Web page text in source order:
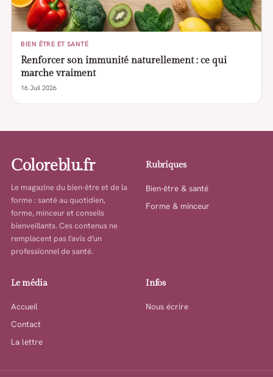
BIEN ÊTRE ET SANTÉ
Renforcer son immunité naturellement : ce qui
marche vraiment
16 Juil 2026
Coloreblu.fr
Le magazine du bien-être et de la
forme : santé au quotidien,
forme, minceur et conseils
bienveillants. Ces contenus ne
remplacent pas l'avis d'un
professionnel de santé.
Rubriques
Bien-être & santé
Forme & minceur
Le média
Accueil
Contact
La lettre
Infos
Nous écrire